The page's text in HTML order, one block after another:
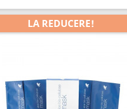
LA REDUCERE!